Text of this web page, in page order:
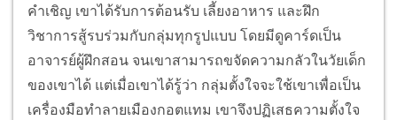
คำเชิญ เขาได้รับการต้อนรับ เลี้ยงอาหาร และฝึก
วิชาการสู้รบร่วมกับกลุ่มทุกรูปแบบ โดยมีดูคาร์ดเป็น
อาจารย์ผู้ฝึกสอน จนเขาสามารถขจัดความกลัวในวัยเด็ก
ของเขาได้ แต่เมื่อเขาได้รู้ว่า กลุ่มตั้งใจจะใช้เขาเพื่อเป็น
เครื่องมือทำลายเมืองกอตแทม เขาจึงปฏิเสธความตั้งใจ